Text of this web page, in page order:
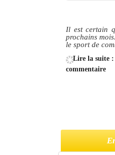
Il est certain
prochains
le sport de
Lire la suite
commentaire